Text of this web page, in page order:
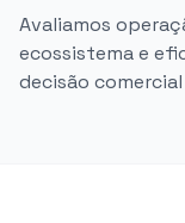
Avaliamos
ecossistema e
decisão